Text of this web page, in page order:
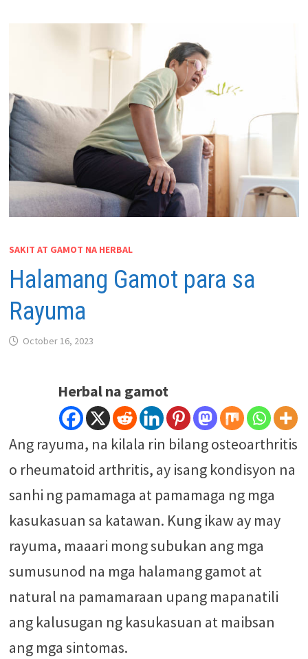
SAKIT AT GAMOT NA HERBAL
Halamang Gamot para sa
Rayuma
October 16, 2023
Herbal na gamot
Ang rayuma, na kilala rin bilang osteoarthritis
o rheumatoid arthritis, ay isang kondisyon na
sanhi ng pamamaga at pamamaga ng mga
kasukasuan sa katawan. Kung ikaw ay may
rayuma, maaari mong subukan ang mga
sumusunod na mga halamang gamot at
natural na pamamaraan upang mapanatili
ang kalusugan ng kasukasuan at maibsan
ang mga sintomas.